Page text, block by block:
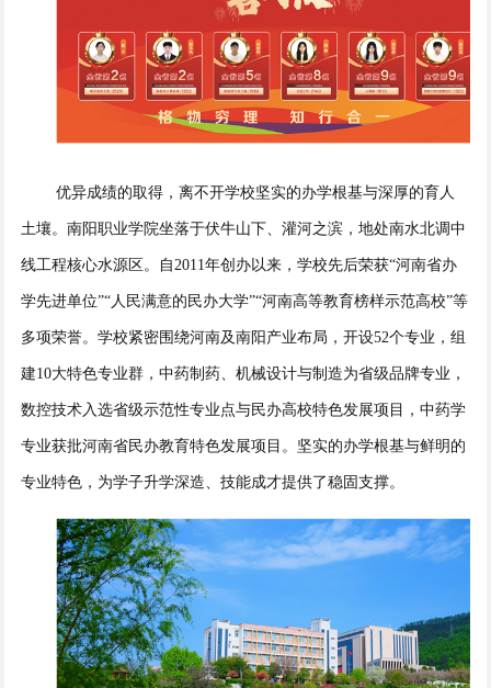
优异成绩的取得，离不开学校坚实的办学根基与深厚的育人
土壤。南阳职业学院坐落于伏牛山下、灌河之滨，地处南水北调中
线工程核心水源区。自2011年创办以来，学校先后荣获“河南省办
学先进单位”“人民满意的民办大学”“河南高等教育榜样示范高校”等
多项荣誉。学校紧密围绕河南及南阳产业布局，开设52个专业，组
建10大特色专业群，中药制药、机械设计与制造为省级品牌专业，
数控技术入选省级示范性专业点与民办高校特色发展项目，中药学
专业获批河南省民办教育特色发展项目。坚实的办学根基与鲜明的
专业特色，为学子升学深造、技能成才提供了稳固支撑。